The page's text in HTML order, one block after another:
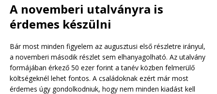
A novemberi utalványra is
érdemes készülni
Bár most minden figyelem az augusztusi első részletre irányul,
a novemberi második részlet sem elhanyagolható. Az utalvány
formájában érkező 50 ezer forint a tanév közben felmerülő
költségeknél lehet fontos. A családoknak ezért már most
érdemes úgy gondolkodniuk, hogy nem minden kiadást kell